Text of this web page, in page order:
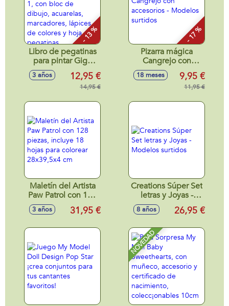
- 13 %
Libro de pegatinas
para pintar Giga
Block Peppa Pig 5
en 1, con bloc de
dibujo, acuarelas,
hoja de pegatinas
3 años 12,95 €
14,95 €
- 17 %
Pizarra mágica
Cangrejo con
accesorios -
Modelos surtidos
18 meses 9,95 €
11,95 €
Maletín del Artista
Paw Patrol con 128
piezas, incluye 18
hojas para colorear
3 años 31,95 €
Creations Súper Set
letras y Joyas -
Modelos surtidos
8 años 26,95 €
NOVEDAD